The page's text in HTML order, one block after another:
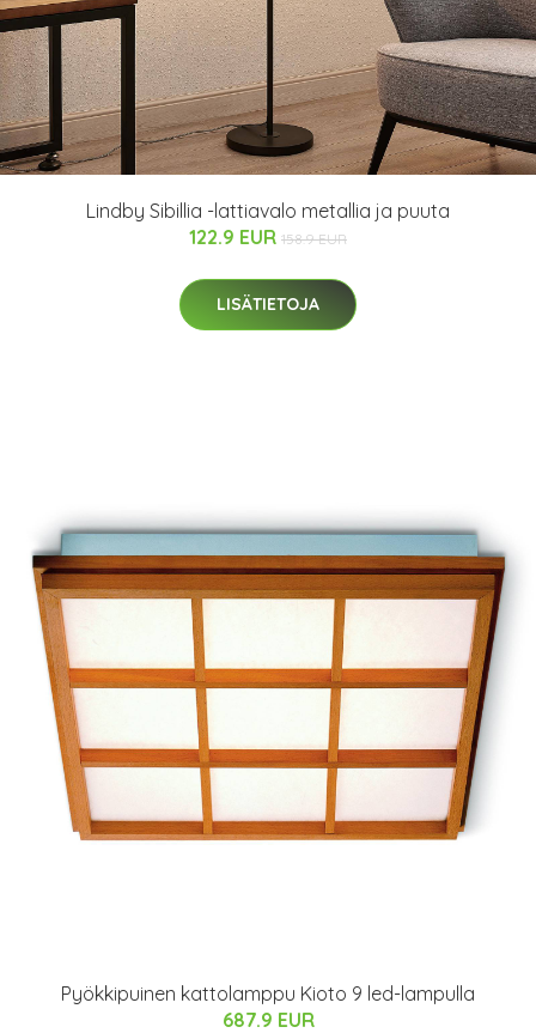
Lindby Sibillia -lattiavalo metallia ja puuta
122.9 EUR 158.9 EUR
LISÄTIETOJA
Pyökkipuinen kattolamppu Kioto 9 led-lampulla
687.9 EUR